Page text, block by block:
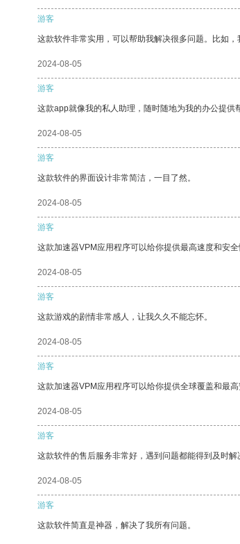
游客
这款软件非常实用，可以帮助我解决很多问题。比如
2024-08-05
游客
这款app就像我的私人助理，随时随地为我的办公提供
2024-08-05
游客
这款软件的界面设计非常简洁，一目了然。
2024-08-05
游客
这款加速器VPM应用程序可以给你提供最高速度和安
2024-08-05
游客
这款游戏的剧情非常感人，让我久久不能忘怀。
2024-08-05
游客
这款加速器VPM应用程序可以给你提供全球覆盖和最高
2024-08-05
游客
这款软件的售后服务非常好，遇到问题都能得到及时解
2024-08-05
游客
这款软件简直是神器，解决了我所有问题。